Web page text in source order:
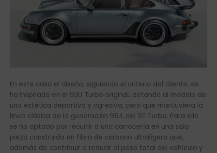
En este caso el diseño, siguiendo el criterio del cliente, se
ha inspirado en el 930 Turbo original, dotando al modelo de
una estética deportiva y agresiva, pero que mantuviera la
línea clásica de la generación 964 del 911 Turbo. Para ello
se ha optado por recurrir a una carrocería en una sola
pieza construida en fibra de carbono ultraligera que,
además de contribuir a reducir el peso total del vehículo y